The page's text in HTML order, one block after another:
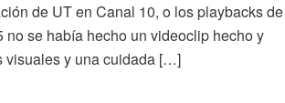
de UT en Canal 10, o los playbacks de
se había hecho un videoclip hecho y
visuales y una cuidada […]